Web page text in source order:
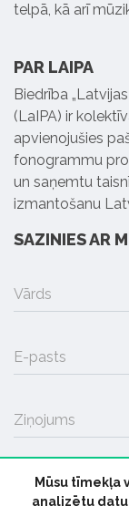
telpā, kā arī
PAR LAIPA
Biedrība
(LaIPA) ir
apvienojušies
fonogrammu
un saņemtu
izmantošanu
SAZINIES AR
Vārds
E-pasts
Ziņojums
Mūsu tīmekļa
analizētu